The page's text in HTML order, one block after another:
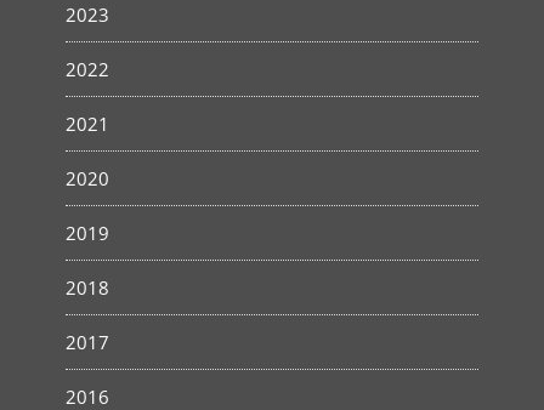
2023
2022
2021
2020
2019
2018
2017
2016